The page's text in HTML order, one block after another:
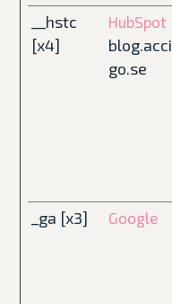
__hstc
[x4]
HubSpot
blog.acci
go.se
_ga [x3] Google